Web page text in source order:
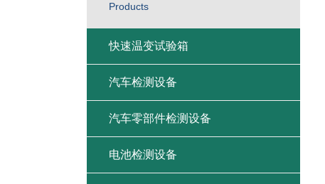
Products
快速温变试验箱
汽车检测设备
汽车零部件检测设备
电池检测设备